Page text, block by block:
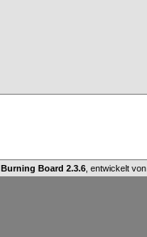
Burning Board 2.3.6 , entwickelt von